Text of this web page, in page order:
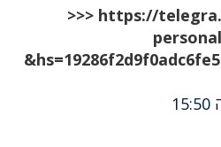
>>> https://
hs=19286f2d9f0adc6fe566b548f420c13d&